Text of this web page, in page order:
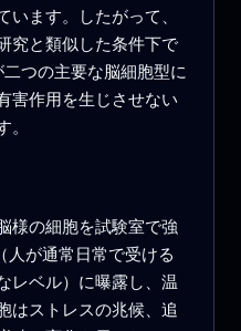
ます。したがって、
究と類似した条件下で
つの主要な脳細胞型に
害作用を生じさせない
様の細胞を試験室で強
が通常日常で受ける
レベル）に曝露し、温
はストレスの兆候、追